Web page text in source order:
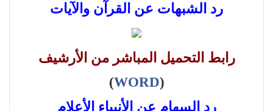
رد الشبهات عن القرآن والآيات
رابط التحميل المباشر من الأرشيف
(
WORD
)
رد السهام عن الأنبياء الأعلام